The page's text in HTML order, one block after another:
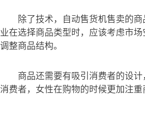
除了技术，自动售货机售卖的
业在选择商品类型时，应该考虑市
调整商品结构。
商品还需要有吸引消费者的设
消费者，女性在购物的时候更加注